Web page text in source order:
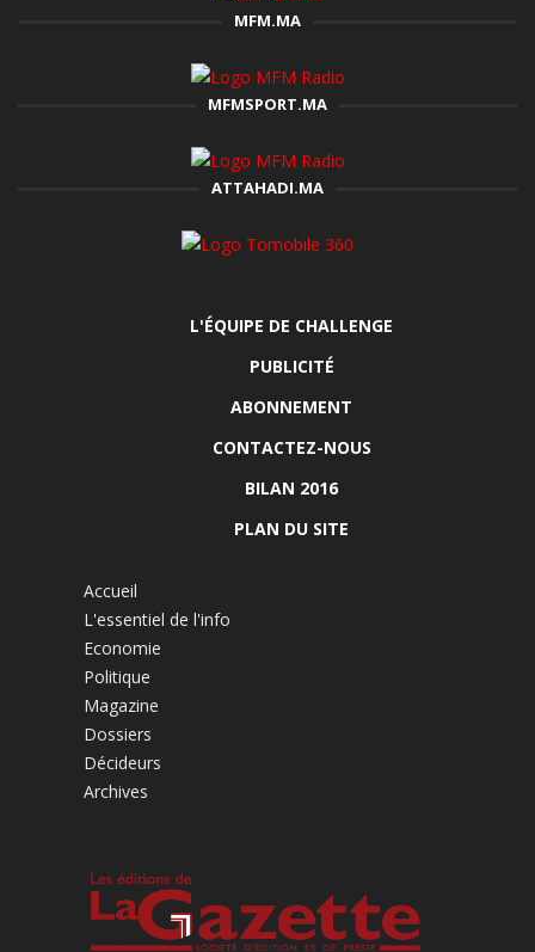
MFM.MA
MFMSPORT.MA
ATTAHADI.MA
L'ÉQUIPE DE CHALLENGE
PUBLICITÉ
ABONNEMENT
CONTACTEZ-NOUS
BILAN 2016
PLAN DU SITE
Accueil
L'essentiel de l'info
Economie
Politique
Magazine
Dossiers
Décideurs
Archives